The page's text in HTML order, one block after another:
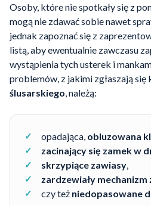
Osoby, które nie spotkały się z
mogą nie zdawać sobie nawet
jednak zapoznać się z
listą, aby ewentualnie zawczasu
wystąpienia tych usterek i
problemów, z jakimi zgłaszają się
ślusarskiego, należą:
opadająca, obluzowana
zacinający się zamek w
skrzypiące zawiasy,
zardzewiały mechanizm
czy też niedopasowane